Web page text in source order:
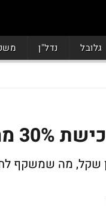
גלובל נדל"ן
קטנים